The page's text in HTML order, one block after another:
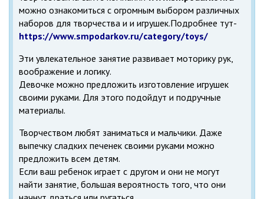
можно ознакомиться с огромным выбором различных
наборов для творчества и и игрушек.Подробнее тут-
https://www.smpodarkov.ru/category/toys/
Эти увлекательное занятие развивает моторику рук,
воображение и логику.
Девочке можно предложить изготовление игрушек
своими руками. Для этого подойдут и подручные
материалы.
Творчеством любят заниматься и мальчики. Даже
выпечку сладких печенек своими руками можно
предложить всем детям.
Если ваш ребенок играет с другом и они не могут
найти занятие, большая вероятность того, что они